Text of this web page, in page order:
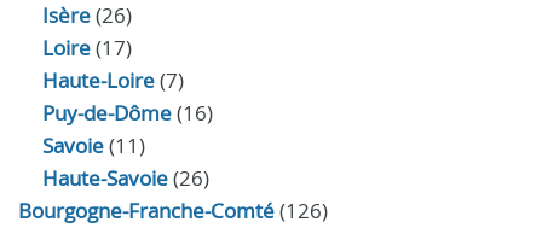
Isère(26)
Loire(17)
Haute-Loire(7)
Puy-de-Dôme(16)
Savoie(11)
Haute-Savoie(26)
Bourgogne-Franche-Comté(126)